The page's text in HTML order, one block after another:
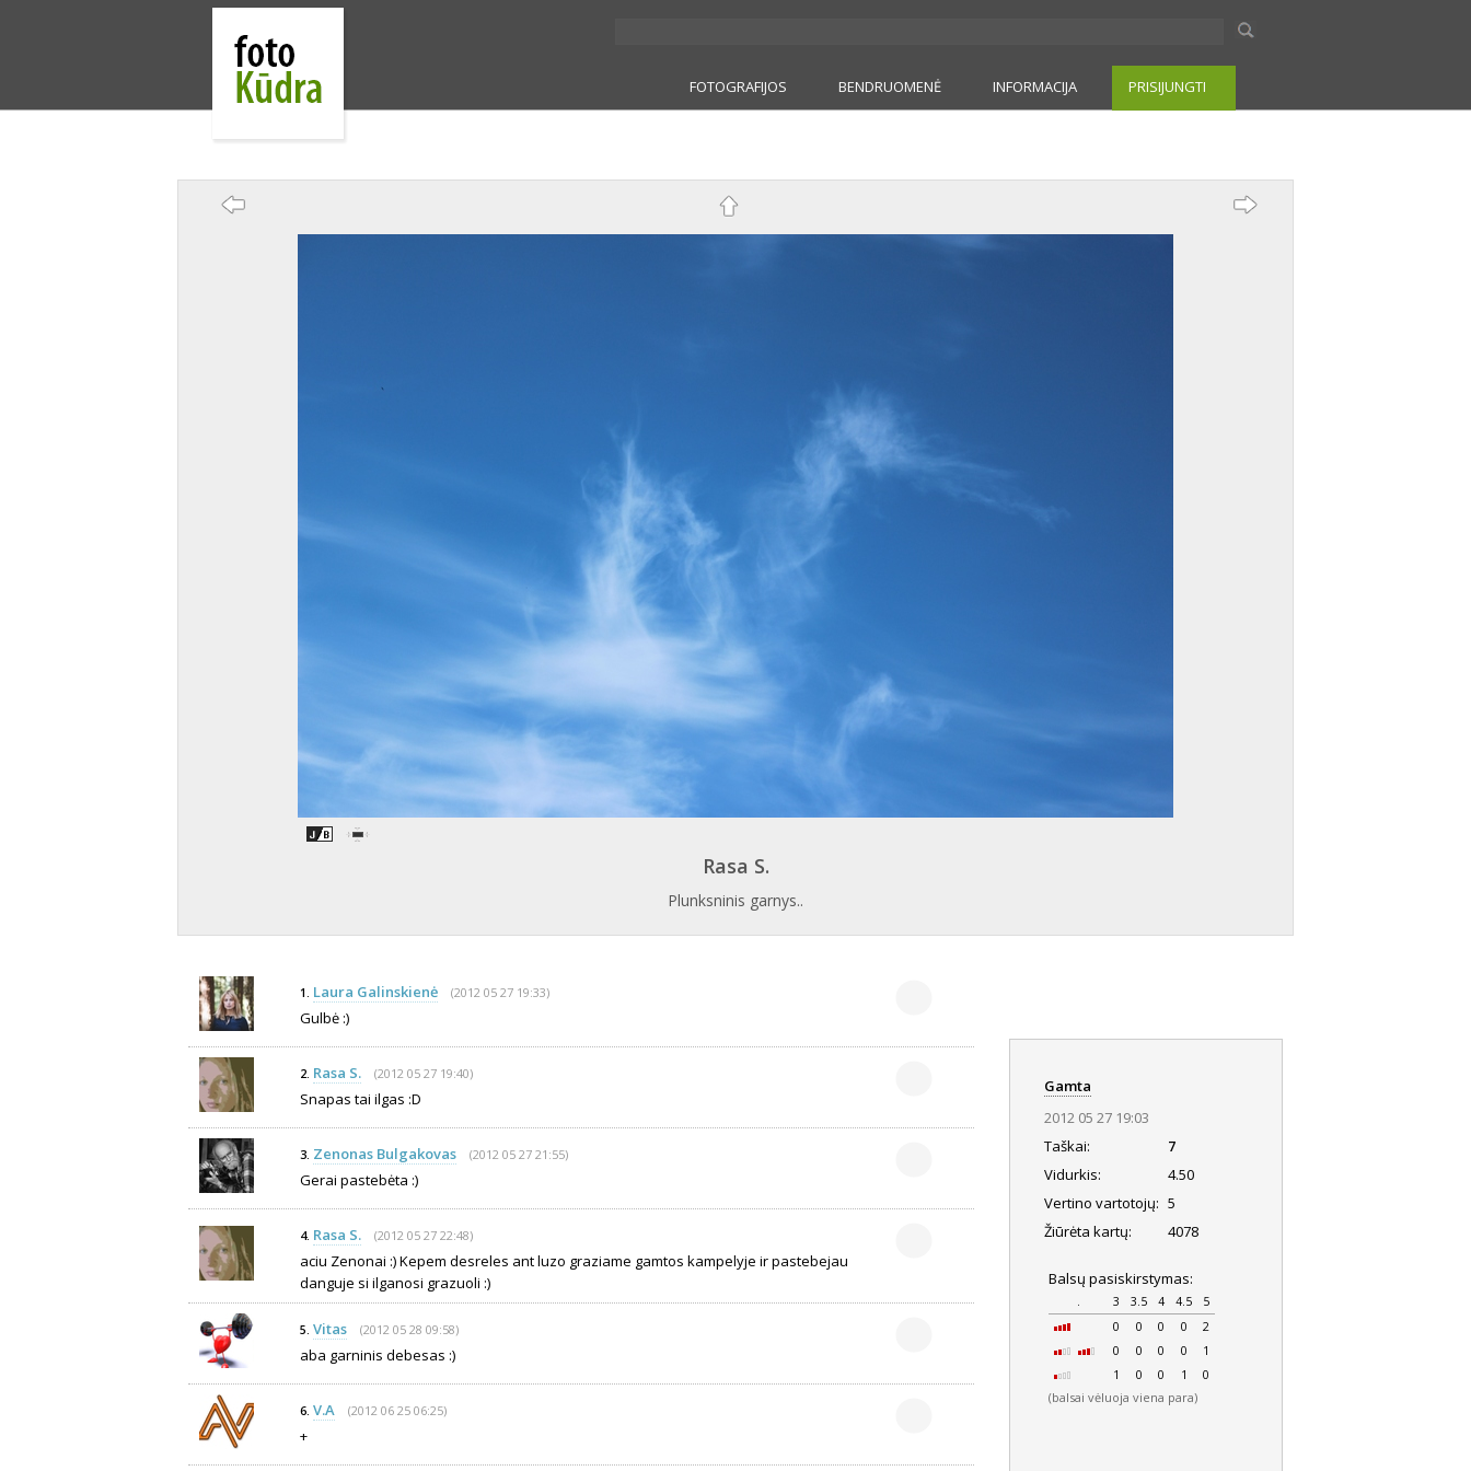
FOTOGRAFIJOS BENDRUOMENĖ INFORMACIJA PRISIJUNGTI
Rasa S.
Plunksninis garnys..
1. Laura Galinskienė (2012 05 27 19:33)
Gulbė :)
2. Rasa S. (2012 05 27 19:40)
Snapas tai ilgas :D
3. Zenonas Bulgakovas (2012 05 27 21:55)
Gerai pastebėta :)
4. Rasa S. (2012 05 27 22:48)
aciu Zenonai :) Kepem desreles ant luzo graziame gamtos kampelyje ir pastebejau
danguje si ilganosi grazuoli :)
5. Vitas (2012 05 28 09:58)
aba garninis debesas :)
6. V.A (2012 06 25 06:25)
+
Gamta
2012 05 27 19:03
Taškai:
7
Vidurkis:
4.50
Vertino vartotojų: 5
Žiūrėta kartų:
4078
Balsų pasiskirstymas:
. 3 3.5 4 4.5
5
0
0 0 0
2
0
0 0 0
1
1
0 0 1 0
(balsai vėluoja viena para)